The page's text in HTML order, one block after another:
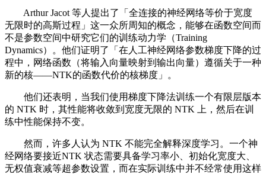
Arthur Jacot 等人提出了「全连接的神经网络等价于宽度
无限时的高斯过程」这一众所周知的概念，能够在函数空间而
不是参数空间中研究它们的训练动力学（Training
Dynamics）。他们证明了「在人工神经网络参数梯度下降的过
程中，网络函数（将输入向量映射到输出向量）遵循关于一种
新的核——NTK的函数代价的核梯度」。
他们还表明，当我们使用梯度下降法训练一个有限层版本
的 NTK 时，其性能将收敛到宽度无限的 NTK 上，然后在训
练中性能保持不变。
然而，许多人认为 NTK 不能完全解释深度学习。一个神
经网络要接近NTK 状态需要具备学习率小、初始化宽度大、
无权值衰减等超参数设置，而在实际训练中并不经常使用这样